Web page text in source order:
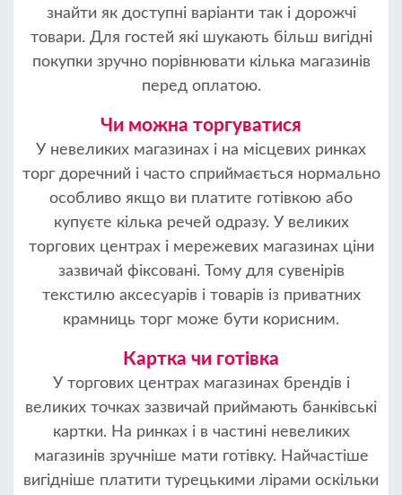
знайти як доступні варіанти так і дорожчі
товари. Для гостей які шукають більш вигідні
покупки зручно порівнювати кілька магазинів
перед оплатою.
Чи можна торгуватися
У невеликих магазинах і на місцевих ринках
торг доречний і часто сприймається нормально
особливо якщо ви платите готівкою або
купуєте кілька речей одразу. У великих
торгових центрах і мережевих магазинах ціни
зазвичай фіксовані. Тому для сувенірів
текстилю аксесуарів і товарів із приватних
крамниць торг може бути корисним.
Картка чи готівка
У торгових центрах магазинах брендів і
великих точках зазвичай приймають банківські
картки. На ринках і в частині невеликих
магазинів зручніше мати готівку. Найчастіше
вигідніше платити турецькими лірами оскільки